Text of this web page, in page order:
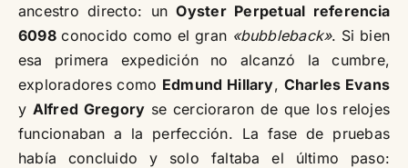
ancestro directo: unOyster Perpetual referencia
6098conocido como el gran «bubbleback». Si bien
esa primera expedición no alcanzó la cumbre,
exploradores como Edmund Hillary, Charles Evans
y Alfred Gregory se cercioraron de que los relojes
funcionaban a la perfección. La fase de pruebas
había concluido y solo faltaba el último paso: